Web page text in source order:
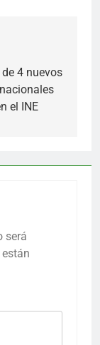
4 nuevos
el INE
será